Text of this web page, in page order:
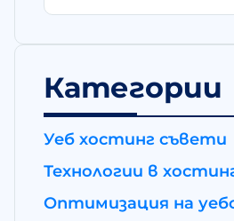
Категории
Уеб хостинг съвети
Технологии в
Оптимизация на